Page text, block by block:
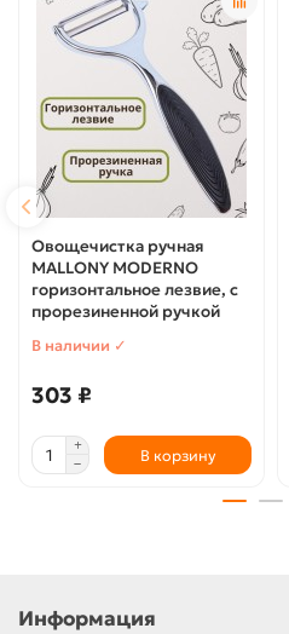
Овощечистка ручная
MALLONY MODERNO
горизонтальное лезвие, с
прорезиненной ручкой
В наличии ✓
303 ₽
В корзину
Информация